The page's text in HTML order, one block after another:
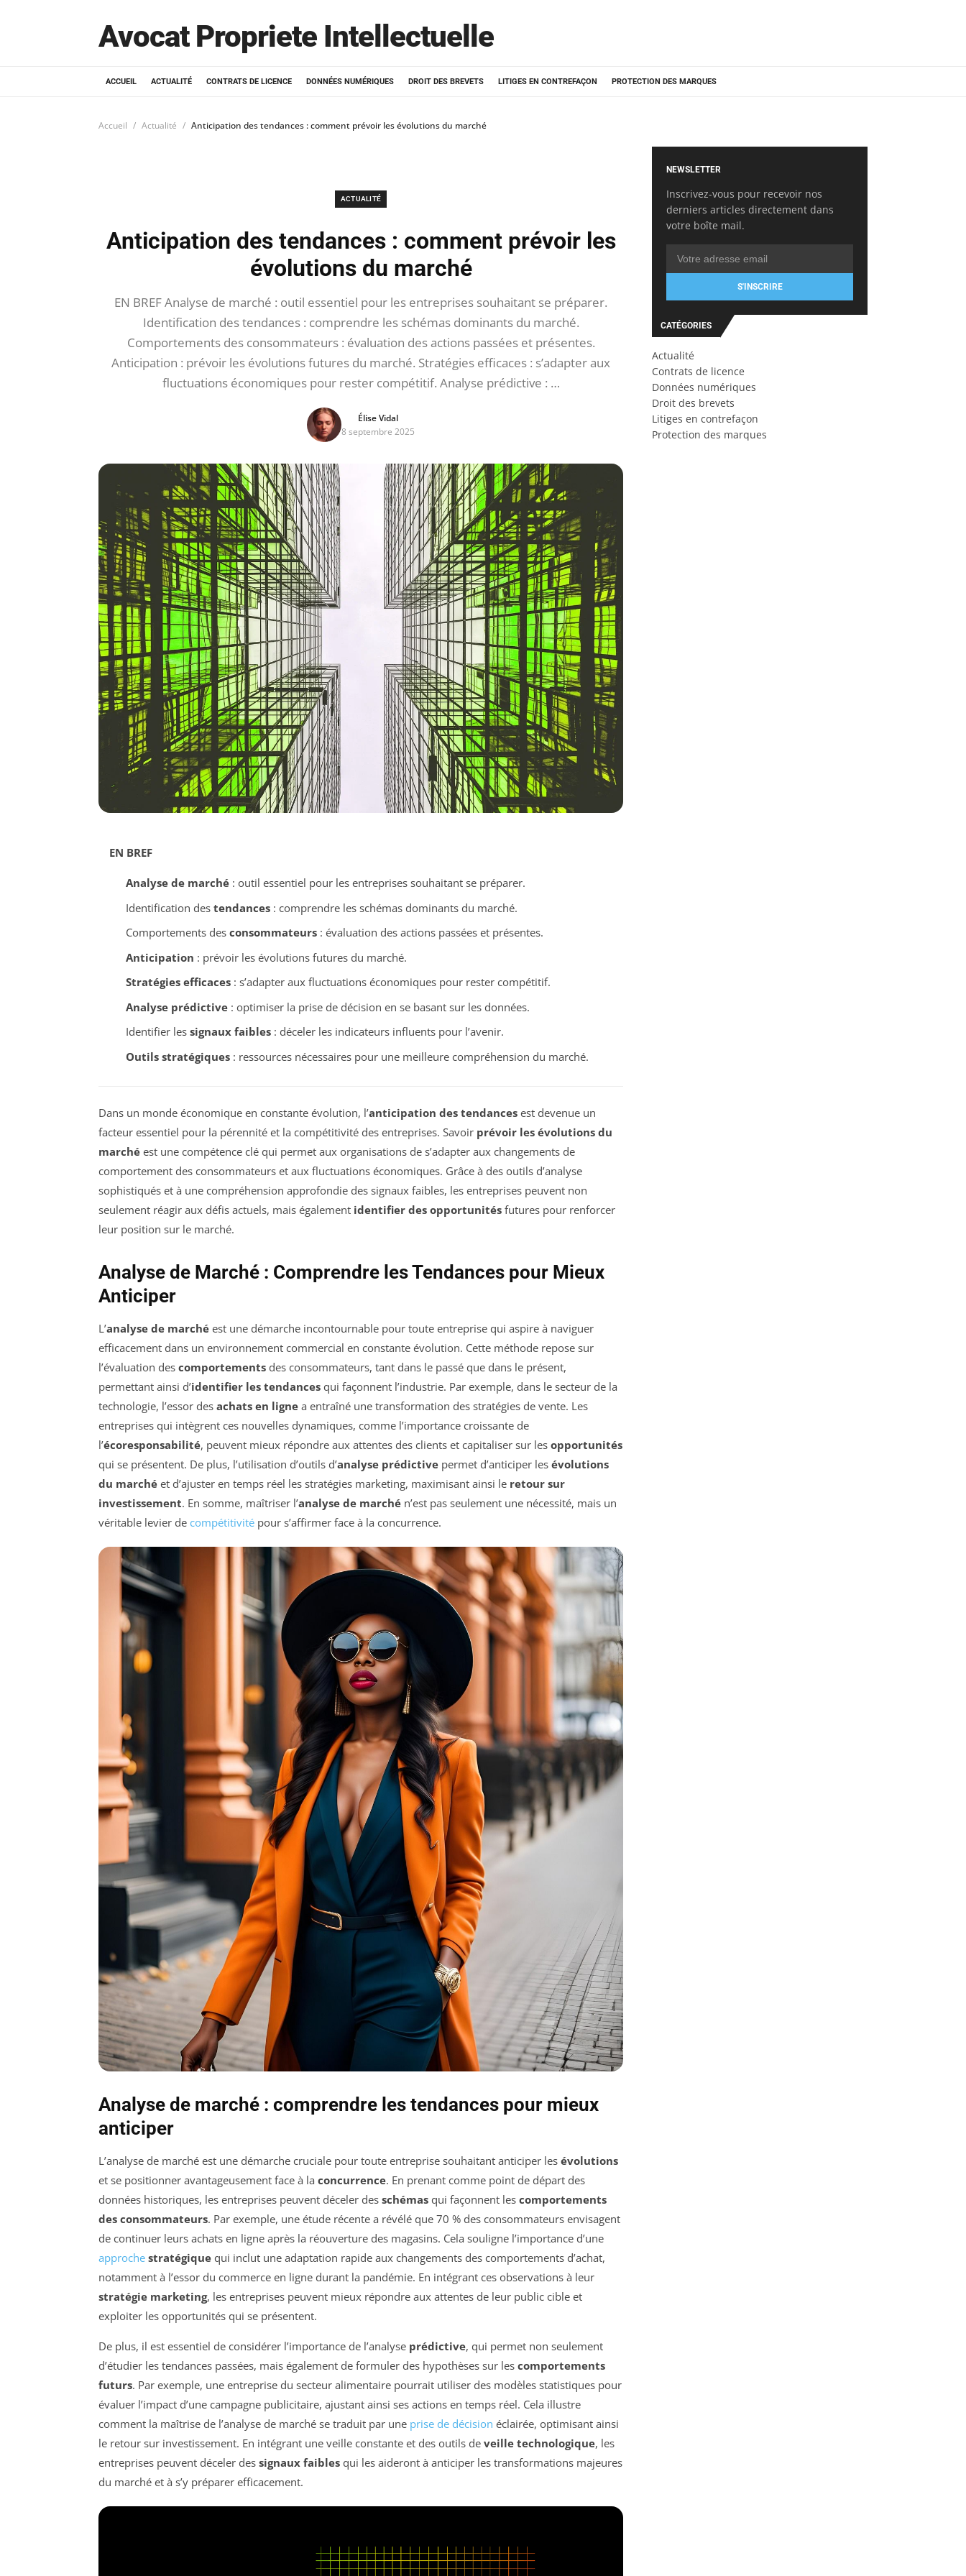
Avocat Propriete Intellectuelle
ACCUEIL ACTUALITÉ CONTRATS DE LICENCE DONNÉES NUMÉRIQUES DROIT DES BREVETS LITIGES EN CONTREFAÇON PROTECTION DES MARQUES
Accueil Actualité Anticipation des tendances : comment prévoir les évolutions du marché
ACTUALITÉ
Anticipation des tendances : comment prévoir les
évolutions du marché
EN BREF Analyse de marché : outil essentiel pour les entreprises souhaitant se préparer.
Identification des tendances : comprendre les schémas dominants du marché.
Comportements des consommateurs : évaluation des actions passées et présentes.
Anticipation : prévoir les évolutions futures du marché. Stratégies efficaces : s’adapter aux
fluctuations économiques pour rester compétitif. Analyse prédictive : …
Élise Vidal
8 septembre 2025
EN BREF
Analyse de marché: outil essentiel pour les entreprises souhaitant se préparer.
Identification des tendances: comprendre les schémas dominants du marché.
Comportements des consommateurs: évaluation des actions passées et présentes.
Anticipation : prévoir les évolutions futures du marché.
Stratégies efficaces: s’adapter aux fluctuations économiques pour rester compétitif.
Analyse prédictive: optimiser la prise de décision en se basant sur les données.
Identifier les signaux faibles: déceler les indicateurs influents pour l’avenir.
Outils stratégiques: ressources nécessaires pour une meilleure compréhension du marché.
Dans un monde économique en constante évolution, l’anticipation des tendances est devenue un
facteur essentiel pour la pérennité et la compétitivité des entreprises. Savoir prévoir les évolutions du
marché est une compétence clé qui permet aux organisations de s’adapter aux changements de
comportement des consommateurs et aux fluctuations économiques. Grâce à des outils d’analyse
sophistiqués et à une compréhension approfondie des signaux faibles, les entreprises peuvent non
seulement réagir aux défis actuels, mais également identifier des opportunités futures pour renforcer
leur position sur le marché.
Analyse de Marché : Comprendre les Tendances pour Mieux
Anticiper
L’analyse de marché est une démarche incontournable pour toute entreprise qui aspire à naviguer
efficacement dans un environnement commercial en constante évolution. Cette méthode repose sur
l’évaluation des comportements des consommateurs, tant dans le passé que dans le présent,
permettant ainsi d’identifier les tendances qui façonnent l’industrie. Par exemple, dans le secteur de la
technologie, l’essor des achats en ligne a entraîné une transformation des stratégies de vente. Les
entreprises qui intègrent ces nouvelles dynamiques, comme l’importance croissante de
l’écoresponsabilité, peuvent mieux répondre aux attentes des clients et capitaliser sur les opportunités
qui se présentent. De plus, l’utilisation d’outils d’analyse prédictive permet d’anticiper les évolutions
du marché et d’ajuster en temps réel les stratégies marketing, maximisant ainsi le retour sur
investissement. En somme, maîtriser l’analyse de marché n’est pas seulement une nécessité, mais un
véritable levier de compétitivité pour s’affirmer face à la concurrence.
Analyse de marché : comprendre les tendances pour mieux
anticiper
L’analyse de marché est une démarche cruciale pour toute entreprise souhaitant anticiper les évolutions
et se positionner avantageusement face à la concurrence. En prenant comme point de départ des
données historiques, les entreprises peuvent déceler des schémas qui façonnent les comportements
des consommateurs. Par exemple, une étude récente a révélé que 70 % des consommateurs envisagent
de continuer leurs achats en ligne après la réouverture des magasins. Cela souligne l’importance d’une
approche stratégique qui inclut une adaptation rapide aux changements des comportements d’achat,
notamment à l’essor du commerce en ligne durant la pandémie. En intégrant ces observations à leur
stratégie marketing, les entreprises peuvent mieux répondre aux attentes de leur public cible et
exploiter les opportunités qui se présentent.
De plus, il est essentiel de considérer l’importance de l’analyse prédictive, qui permet non seulement
d’étudier les tendances passées, mais également de formuler des hypothèses sur les comportements
futurs. Par exemple, une entreprise du secteur alimentaire pourrait utiliser des modèles statistiques pour
évaluer l’impact d’une campagne publicitaire, ajustant ainsi ses actions en temps réel. Cela illustre
comment la maîtrise de l’analyse de marché se traduit par une prise de décision éclairée, optimisant ainsi
le retour sur investissement. En intégrant une veille constante et des outils de veille technologique, les
entreprises peuvent déceler des signaux faibles qui les aideront à anticiper les transformations majeures
du marché et à s’y préparer efficacement.
NEWSLETTER
Inscrivez-vous pour recevoir nos
derniers articles directement dans
votre boîte mail.
S'INSCRIRE
CATÉGORIES
Actualité
Contrats de licence
Données numériques
Droit des brevets
Litiges en contrefaçon
Protection des marques